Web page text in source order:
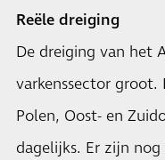
Reële dreiging
De dreiging van het
varkenssector
Polen, Oost- en
dagelijks. Er zijn